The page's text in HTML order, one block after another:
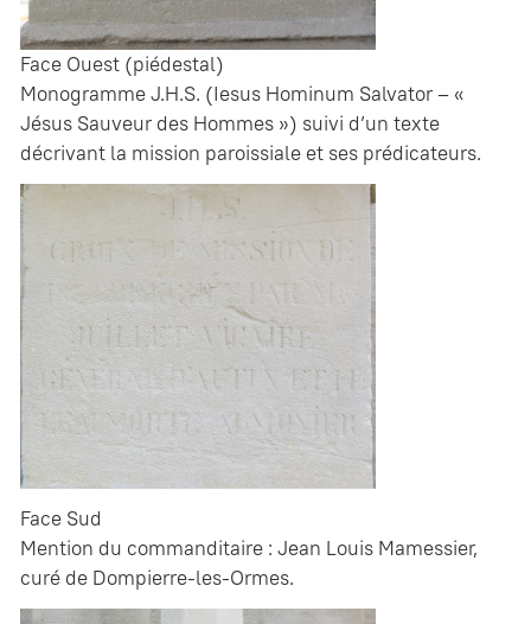
Face Ouest (piédestal)
Monogramme J.H.S. (Iesus Hominum Salvator – «
Jésus Sauveur des Hommes ») suivi d’un texte
décrivant la mission paroissiale et ses prédicateurs.
Face Sud
Mention du commanditaire : Jean Louis Mamessier,
curé de Dompierre-les-Ormes.